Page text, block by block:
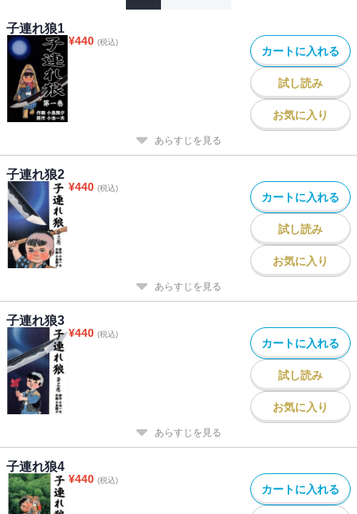
子連れ狼1
¥440 (税込)
カートに入れる
試し読み
お気に入り
あらすじを見る
子連れ狼2
¥440 (税込)
カートに入れる
試し読み
お気に入り
あらすじを見る
子連れ狼3
¥440 (税込)
カートに入れる
試し読み
お気に入り
あらすじを見る
子連れ狼4
¥440 (税込)
カートに入れる